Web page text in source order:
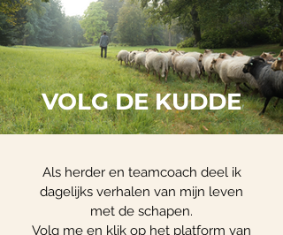
VOLG DE KUDDE
Als herder en teamcoach deel ik
dagelijks verhalen van mijn leven
met de schapen.
Volg me en klik op het platform van